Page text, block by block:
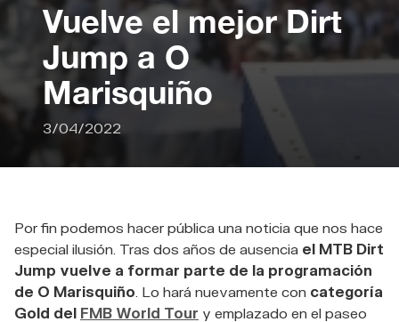
Vuelve el mejor Dirt
Jump a O
Marisquiño
3/04/2022
Por fin podemos hacer pública una noticia que nos hace
especial ilusión. Tras dos años de ausencia el MTB Dirt
Jump vuelve a formar parte de la programación
de O Marisquiño . Lo hará nuevamente con categoría
Gold del FMB World Tour y emplazado en el paseo